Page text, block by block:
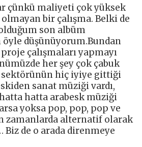
çünkü maliyeti çok yüksek
bir çalışma. Belki de
son albüm
öyle düşünüyorum.Bundan
çalışmaları yapmayı
her şey çok çabuk
hiç iyiye gittiği
sanat müziği vardı,
hatta arabesk müziği
yoksa pop, pop, pop ve
zamanlarda alternatif olarak
de o arada direnmeye